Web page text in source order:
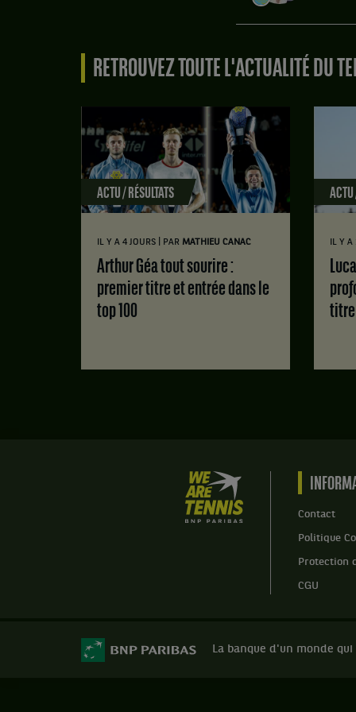
RETROUVEZ TOUTE L'ACTUALITÉ DU
ACTU / RÉSULTATS
IL Y A 4 JOURS PAR MATHIEU CANAC
Arthur Géa tout sourire :
premier titre et entrée dans le
top 100
ACTU
IL Y
Luca Van Assche : des doutes
titre
We
are
Tennis
by
Contact
Politique
Protection
CGU
La banque d'un monde qui